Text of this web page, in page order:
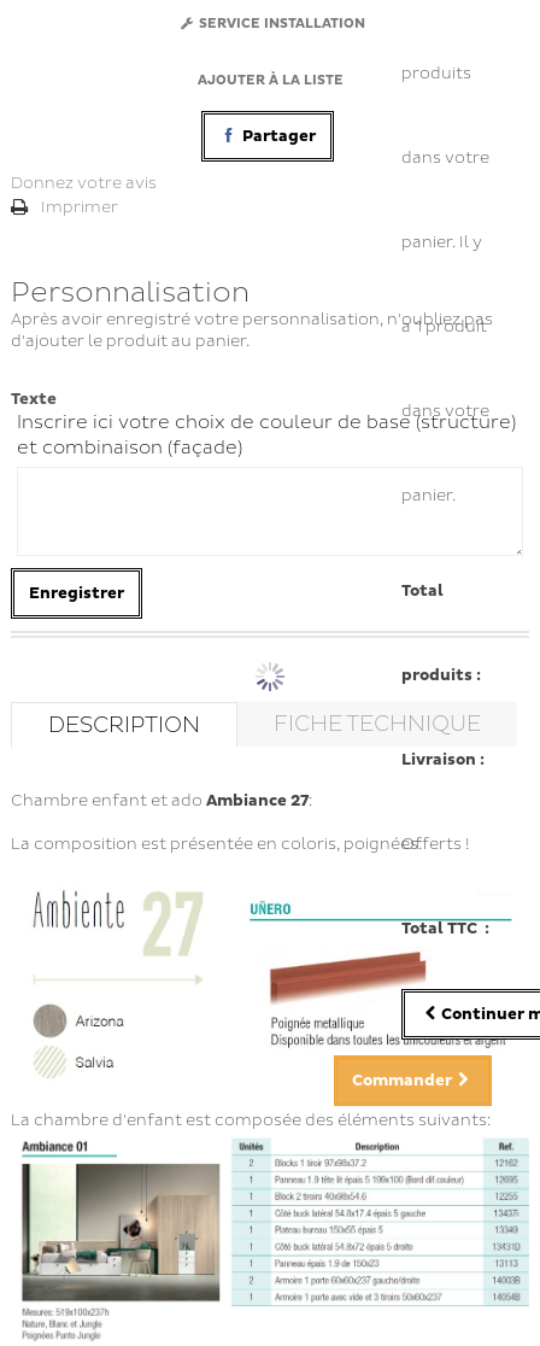
produits
dans votre
panier. Il y
a 1 produit
dans votre
panier.
Total
produits :
Livraison :
Offerts !
Total TTC :
Continuer
Commander
SERVICE INSTALLATION
AJOUTER À LA LISTE
Partager
Donnez votre avis
Imprimer
Personnalisation
Après avoir enregistré votre personnalisation, n'oubliez pas
d'ajouter le produit au panier.
Texte
Inscrire ici votre choix de couleur de base (structure)
et combinaison (façade)
Enregistrer
DESCRIPTION FICHE TECHNIQUE
Chambre enfant et ado Ambiance 27:
La composition est présentée en coloris, poignées:
La chambre d'enfant est composée des éléments suivants: